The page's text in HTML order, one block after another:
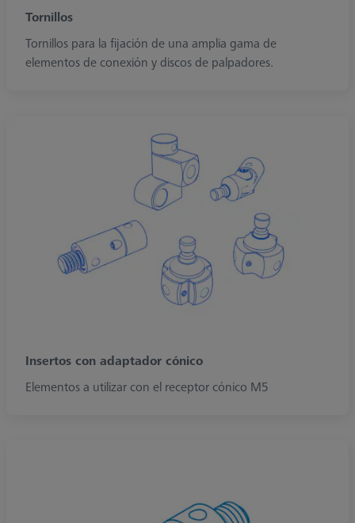
Tornillos
Tornillos para la fijación de una amplia gama de
elementos de conexión y discos de palpadores.
Insertos con adaptador cónico
Elementos a utilizar con el receptor cónico M5